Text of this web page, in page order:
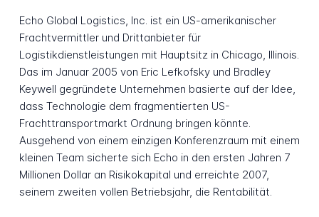
Echo Global Logistics, Inc. ist ein US-amerikanischer
Frachtvermittler und Drittanbieter für
Logistikdienstleistungen mit Hauptsitz in Chicago, Illinois.
Das im Januar 2005 von Eric Lefkofsky und Bradley
Keywell gegründete Unternehmen basierte auf der Idee,
dass Technologie dem fragmentierten US-
Frachttransportmarkt Ordnung bringen könnte.
Ausgehend von einem einzigen Konferenzraum mit einem
kleinen Team sicherte sich Echo in den ersten Jahren 7
Millionen Dollar an Risikokapital und erreichte 2007,
seinem zweiten vollen Betriebsjahr, die Rentabilität.